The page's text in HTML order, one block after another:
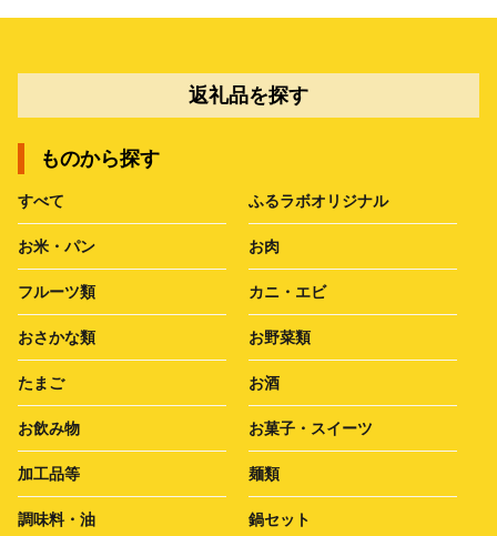
返礼品を探す
ものから探す
すべて ふるラボオリジナル
お米・パン お肉
フルーツ類 カニ・エビ
おさかな類 お野菜類
たまご お酒
お飲み物 お菓子・スイーツ
加工品等 麺類
調味料・油 鍋セット